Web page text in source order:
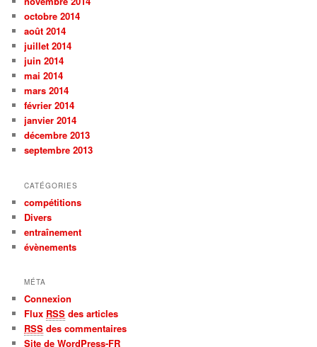
octobre 2014
août 2014
juillet 2014
juin 2014
mai 2014
mars 2014
février 2014
janvier 2014
décembre 2013
septembre 2013
CATÉGORIES
compétitions
Divers
entraînement
évènements
MÉTA
Connexion
Flux RSS des articles
RSS des commentaires
Site de WordPress-FR